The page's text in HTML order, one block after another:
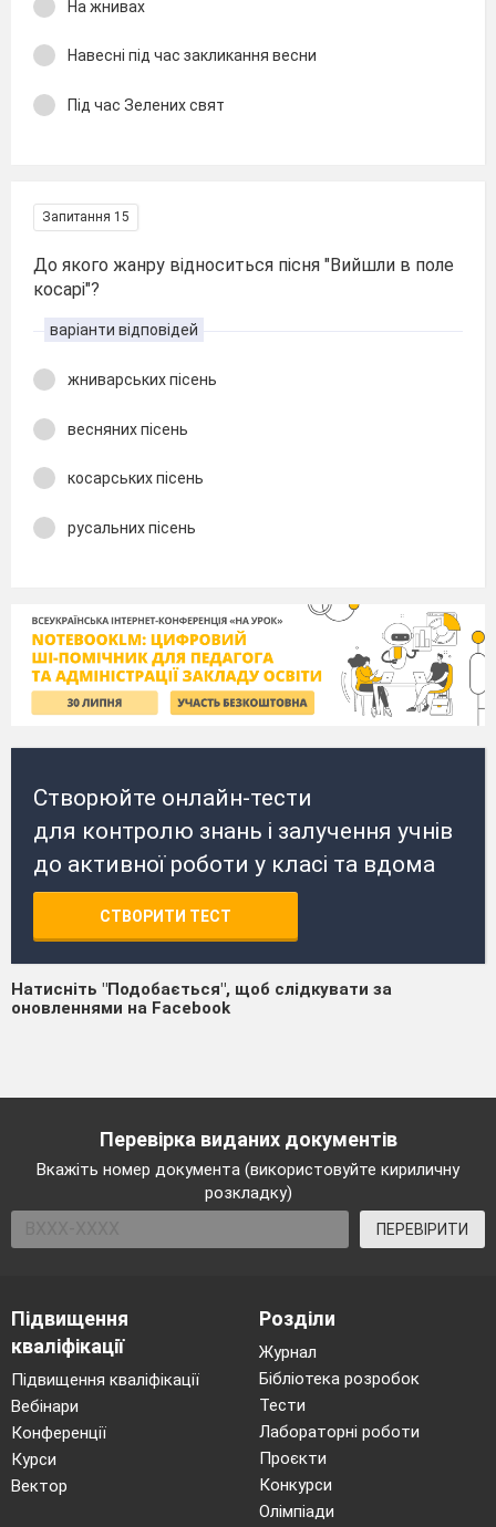
На жнивах
Навесні під час закликання весни
Під час Зелених свят
Запитання 15
До якого жанру відноситься пісня "Вийшли в поле
косарі"?
варіанти відповідей
жниварських пісень
весняних пісень
косарських пісень
русальних пісень
Створюйте онлайн-тести
для контролю знань і залучення учнів
до активної роботи у класі та вдома
СТВОРИТИ ТЕСТ
Натисніть "Подобається", щоб слідкувати за
оновленнями на Facebook
Перевірка виданих документів
Вкажіть номер документа (використовуйте кириличну
розкладку)
ПЕРЕВІРИТИ
Підвищення
кваліфікації
Підвищення кваліфікації
Вебінари
Конференції
Курси
Вектор
Розділи
Журнал
Бібліотека розробок
Тести
Лабораторні роботи
Проєкти
Конкурси
Олімпіади